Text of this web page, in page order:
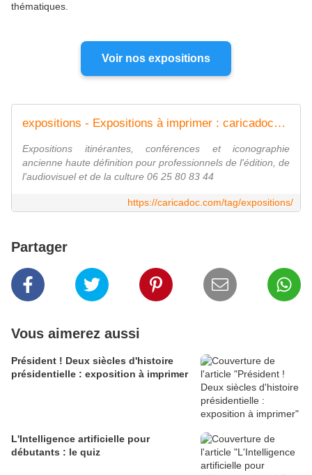
thématiques.
Voir nos expositions
expositions - Expositions à imprimer : caricadoc@gmail.com
Expositions itinérantes, conférences et iconographie
ancienne haute définition pour professionnels de l'édition, de
l'audiovisuel et de la culture 06 25 80 83 44
https://caricadoc.com/tag/expositions/
Partager
Vous aimerez aussi
Président ! Deux siècles d'histoire
présidentielle : exposition à imprimer
L'Intelligence artificielle pour
débutants : le quiz